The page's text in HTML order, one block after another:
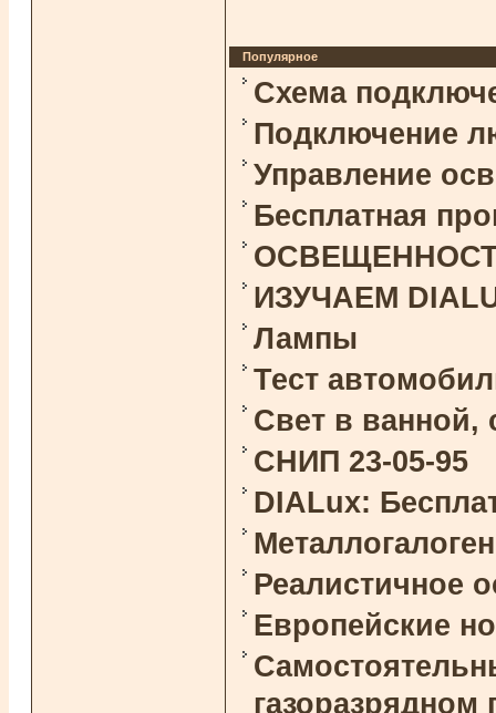
Популярное
Схема
Подключение
Управление
Бесплатная
ОСВЕЩЕННОСТЬ
ИЗУЧАЕМ
Лампы
Тест
Свет в ванной,
СНИП 23-05-95
DIALux:
Реалистичное
Европейские